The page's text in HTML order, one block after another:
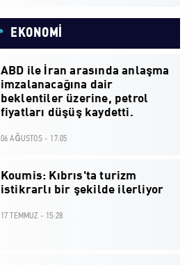
EKONOMİ
ABD ile İran arasında anlaşma
imzalanacağına dair
beklentiler üzerine, petrol
fiyatları düşüş kaydetti.
06 AĞUSTOS - 17:05
Koumis: Kıbrıs'ta turizm
istikrarlı bir şekilde ilerliyor
17 TEMMUZ - 15:28